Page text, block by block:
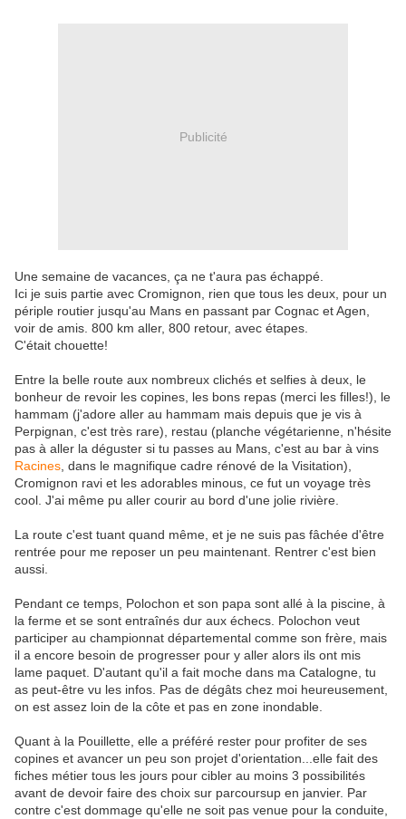
Publicité
Une semaine de vacances, ça ne t'aura pas échappé.
Ici je suis partie avec Cromignon, rien que tous les deux, pour un
périple routier jusqu'au Mans en passant par Cognac et Agen,
voir de amis. 800 km aller, 800 retour, avec étapes.
C'était chouette!
Entre la belle route aux nombreux clichés et selfies à deux, le
bonheur de revoir les copines, les bons repas (merci les filles!), le
hammam (j'adore aller au hammam mais depuis que je vis à
Perpignan, c'est très rare), restau (planche végétarienne, n'hésite
pas à aller la déguster si tu passes au Mans, c'est au bar à vins
Racines , dans le magnifique cadre rénové de la Visitation),
Cromignon ravi et les adorables minous, ce fut un voyage très
cool. J'ai même pu aller courir au bord d'une jolie rivière.
La route c'est tuant quand même, et je ne suis pas fâchée d'être
rentrée pour me reposer un peu maintenant. Rentrer c'est bien
aussi.
Pendant ce temps, Polochon et son papa sont allé à la piscine, à
la ferme et se sont entraînés dur aux échecs. Polochon veut
participer au championnat départemental comme son frère, mais
il a encore besoin de progresser pour y aller alors ils ont mis
lame paquet. D'autant qu'il a fait moche dans ma Catalogne, tu
as peut-être vu les infos. Pas de dégâts chez moi heureusement,
on est assez loin de la côte et pas en zone inondable.
Quant à la Pouillette, elle a préféré rester pour profiter de ses
copines et avancer un peu son projet d'orientation...elle fait des
fiches métier tous les jours pour cibler au moins 3 possibilités
avant de devoir faire des choix sur parcoursup en janvier. Par
contre c'est dommage qu'elle ne soit pas venue pour la conduite,